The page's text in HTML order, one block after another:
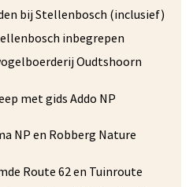
bij Stellenbosch (inclusief)
inbegrepen
Oudtshoorn
met gids Addo NP
NP en Robberg Nature
Route 62 en Tuinroute